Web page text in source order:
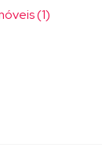
(1)